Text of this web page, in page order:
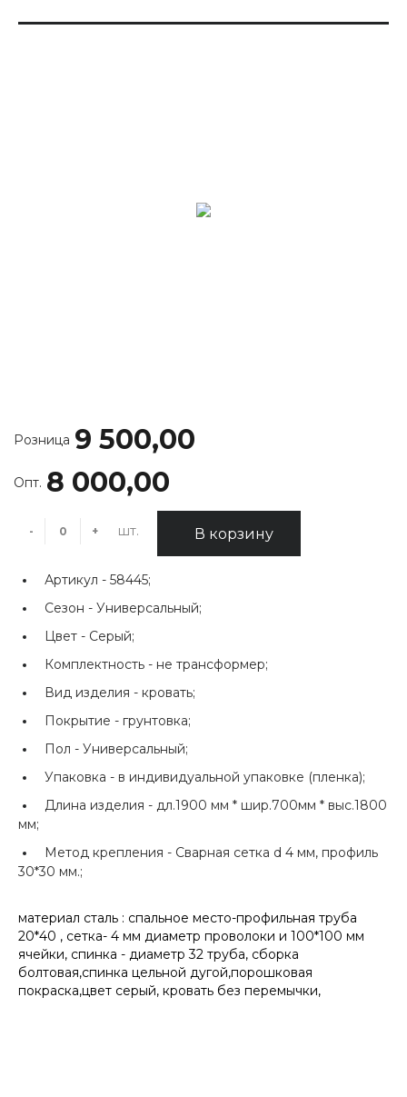
Розница 9 500,00
Опт. 8 000,00
- + шт. В корзину
Артикул - 58445;
Сезон - Универсальный;
Цвет - Серый;
Комплектность - не трансформер;
Вид изделия - кровать;
Покрытие - грунтовка;
Пол - Универсальный;
Упаковка - в индивидуальной упаковке (пленка);
Длина изделия - дл.1900 мм * шир.700мм * выс.1800
мм;
Метод крепления - Сварная сетка d 4 мм, профиль
30*30 мм.;
материал сталь : спальное место-профильная труба
20*40 , сетка- 4 мм диаметр проволоки и 100*100 мм
ячейки, спинка - диаметр 32 труба, сборка
болтовая,спинка цельной дугой,порошковая
покраска,цвет серый, кровать без перемычки,